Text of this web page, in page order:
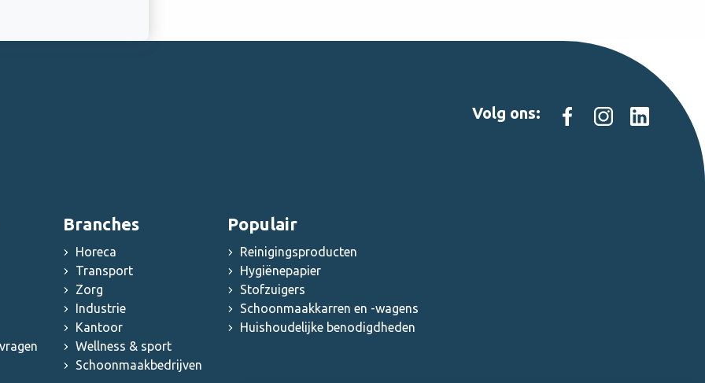
Volg ons:
Branches
Horeca
Transport
Zorg
Industrie
Kantoor
Wellness & sport
Schoonmaakbedrijven
Populair
Reinigingsproducten
Hygiënepapier
Stofzuigers
Schoonmaakkarren en -wagens
Huishoudelijke benodigdheden